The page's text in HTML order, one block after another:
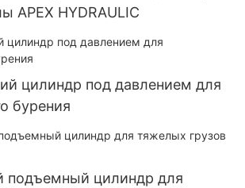
APEX HYDRAULIC
цилиндр под давлением для
бурения
подъемный цилиндр для